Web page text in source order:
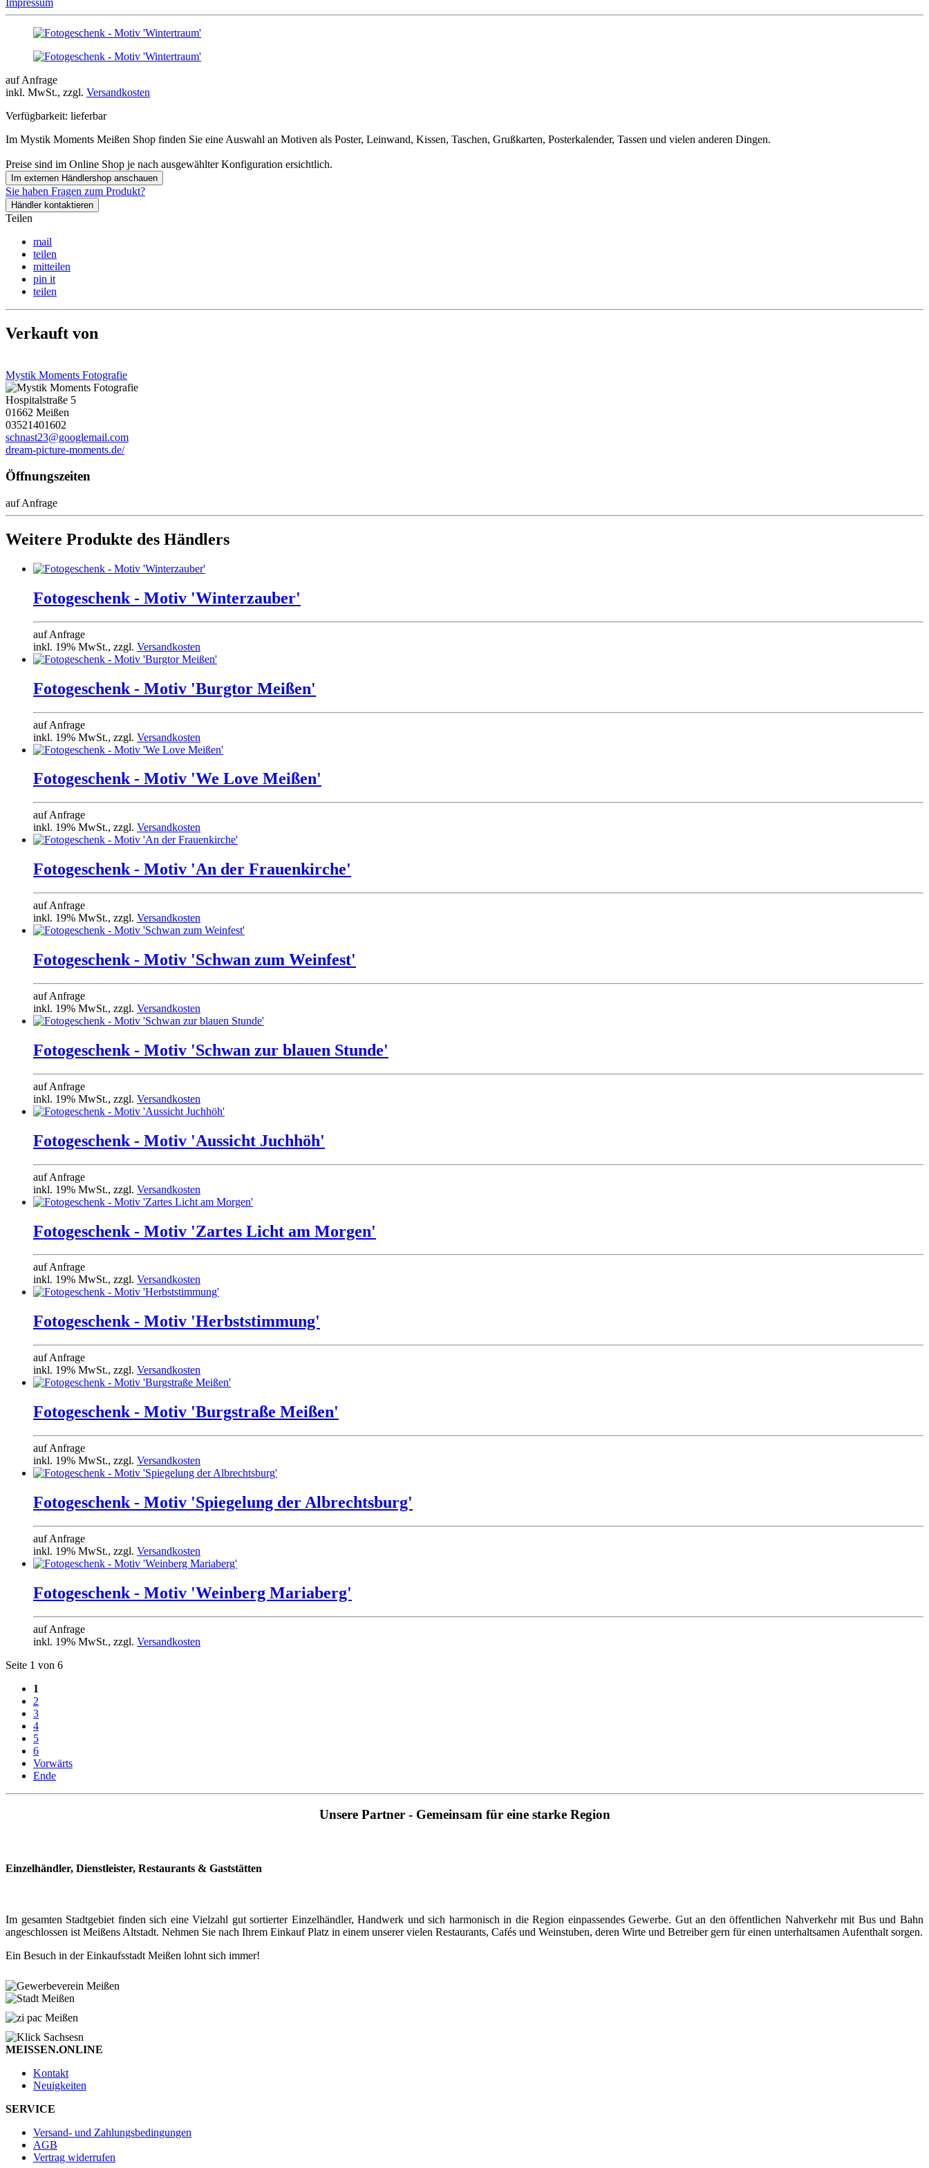
auf Anfrage
inkl. MwSt., zzgl. Versandkosten
Verfügbarkeit: lieferbar
Im Mystik Moments Meißen Shop finden Sie eine Auswahl an Motiven als Poster, Leinwand, Kissen, Taschen, Grußkarten, Posterkalender, Tassen und vielen anderen Dingen.
Preise sind im Online Shop je nach ausgewählter Konfiguration ersichtlich.
Im externen Händlershop anschauen
Sie haben Fragen zum Produkt?
Händler kontaktieren
Teilen
mail
teilen
mitteilen
pin it
teilen
Verkauft von
Mystik Moments Fotografie
Hospitalstraße 5
01662 Meißen
03521401602
schnast23@googlemail.com
dream-picture-moments.de/
Öffnungszeiten
auf Anfrage
Weitere Produkte des Händlers
Fotogeschenk - Motiv 'Winterzauber'
auf Anfrage
inkl. 19% MwSt., zzgl. Versandkosten
Fotogeschenk - Motiv 'Burgtor Meißen'
auf Anfrage
inkl. 19% MwSt., zzgl. Versandkosten
Fotogeschenk - Motiv 'We Love Meißen'
auf Anfrage
inkl. 19% MwSt., zzgl. Versandkosten
Fotogeschenk - Motiv 'An der Frauenkirche'
auf Anfrage
inkl. 19% MwSt., zzgl. Versandkosten
Fotogeschenk - Motiv 'Schwan zum Weinfest'
auf Anfrage
inkl. 19% MwSt., zzgl. Versandkosten
Fotogeschenk - Motiv 'Schwan zur blauen Stunde'
auf Anfrage
inkl. 19% MwSt., zzgl. Versandkosten
Fotogeschenk - Motiv 'Aussicht Juchhöh'
auf Anfrage
inkl. 19% MwSt., zzgl. Versandkosten
Fotogeschenk - Motiv 'Zartes Licht am Morgen'
auf Anfrage
inkl. 19% MwSt., zzgl. Versandkosten
Fotogeschenk - Motiv 'Herbststimmung'
auf Anfrage
inkl. 19% MwSt., zzgl. Versandkosten
Fotogeschenk - Motiv 'Burgstraße Meißen'
auf Anfrage
inkl. 19% MwSt., zzgl. Versandkosten
Fotogeschenk - Motiv 'Spiegelung der Albrechtsburg'
auf Anfrage
inkl. 19% MwSt., zzgl. Versandkosten
Fotogeschenk - Motiv 'Weinberg Mariaberg'
auf Anfrage
inkl. 19% MwSt., zzgl. Versandkosten
Seite 1 von 6
1
2
3
4
5
6
Vorwärts
Ende
Unsere Partner - Gemeinsam für eine starke Region
Einzelhändler, Dienstleister, Restaurants & Gaststätten
Im gesamten Stadtgebiet finden sich eine Vielzahl gut sortierter Einzelhändler, Handwerk und sich harmonisch in die Region einpassendes Gewerbe. Gut an den öffentlichen Nahverkehr mit Bus und Bahn
angeschlossen ist Meißens Altstadt. Nehmen Sie nach Ihrem Einkauf Platz in einem unserer vielen Restaurants, Cafés und Weinstuben, deren Wirte und Betreiber gern für einen unterhaltsamen Aufenthalt sorgen.
Ein Besuch in der Einkaufsstadt Meißen lohnt sich immer!
MEISSEN.ONLINE
Kontakt
Neuigkeiten
SERVICE
Versand- und Zahlungsbedingungen
AGB
Vertrag widerrufen